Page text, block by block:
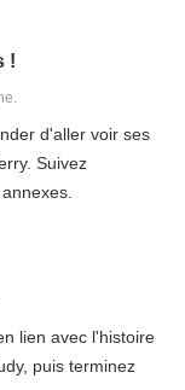
!
d'aller voir ses
Suivez
lien avec l'histoire
puis terminez